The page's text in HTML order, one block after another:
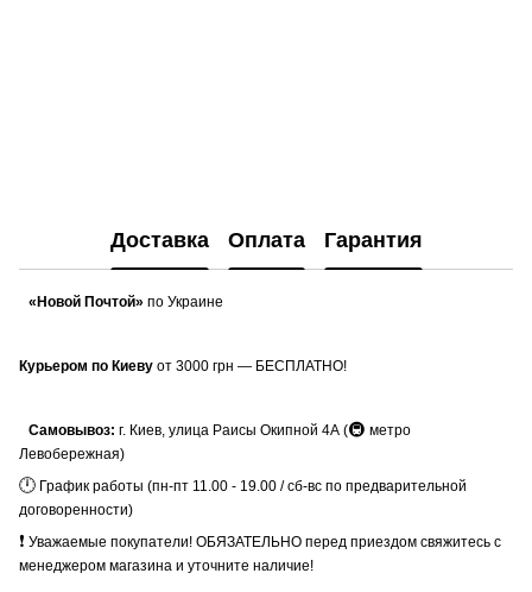
Доставка Оплата Гарантия
«Новой Почтой» по Украине
Курьером по Киеву от 3000 грн — БЕСПЛАТНО!
Самовывоз: г. Киев, улица Раисы Окипной 4А (🚇 метро
Левобережная)
🕛 График работы (пн-пт 11.00 - 19.00 / сб-вс по предварительной
договоренности)
❗ Уважаемые покупатели! ОБЯЗАТЕЛЬНО перед приездом свяжитесь с
менеджером магазина и уточните наличие!